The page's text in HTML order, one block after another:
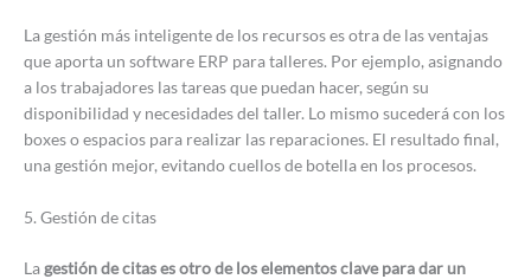
La gestión más inteligente de los recursos es otra de las ventajas
que aporta un software ERP para talleres. Por ejemplo, asignando
a los trabajadores las tareas que puedan hacer, según su
disponibilidad y necesidades del taller. Lo mismo sucederá con los
boxes o espacios para realizar las reparaciones. El resultado final,
una gestión mejor, evitando cuellos de botella en los procesos.
5. Gestión de citas
Lagestión de citas es otro de los elementos clave para dar un